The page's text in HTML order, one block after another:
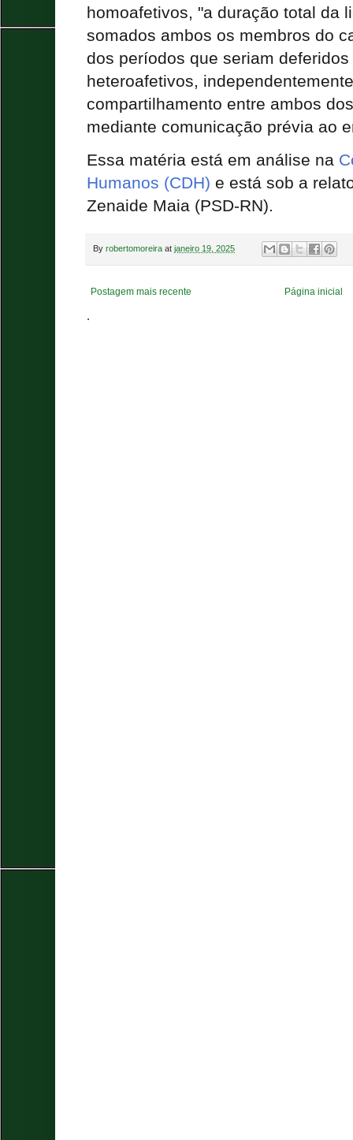
homoafetivos, "a duração total da
somados ambos os membros do
dos períodos que seriam
heteroafetivos,
compartilhamento entre ambos
mediante comunicação prévia ao
Essa matéria está em análise na
Humanos (CDH) e está sob a
Zenaide Maia (PSD-RN).
By robertomoreira at janeiro 19, 2025
Postagem mais recente Página inicial
.